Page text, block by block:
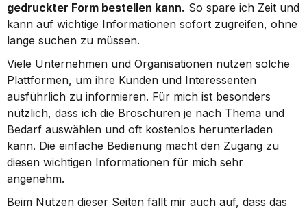
gedruckter Form bestellen kann. So spare ich Zeit und
kann auf wichtige Informationen sofort zugreifen, ohne
lange suchen zu müssen.
Viele Unternehmen und Organisationen nutzen solche
Plattformen, um ihre Kunden und Interessenten
ausführlich zu informieren. Für mich ist besonders
nützlich, dass ich die Broschüren je nach Thema und
Bedarf auswählen und oft kostenlos herunterladen
kann. Die einfache Bedienung macht den Zugang zu
diesen wichtigen Informationen für mich sehr
angenehm.